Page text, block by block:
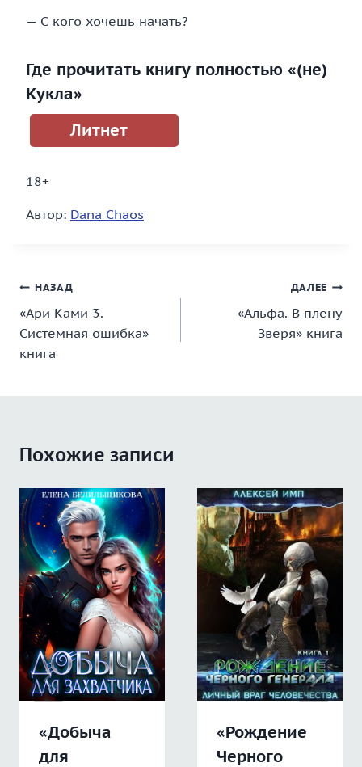
— С кого хочешь начать?
Где прочитать книгу полностью «(не)
Кукла»
Литнет
18+
Автор: Dana Chaos
Навигация
по
записям
НАЗАД
«Ари Ками 3.
Системная ошибка»
книга
ДАЛЕЕ
«Альфа. В плену
Зверя» книга
Похожие записи
«Добыча
для
«Рождение
Черного